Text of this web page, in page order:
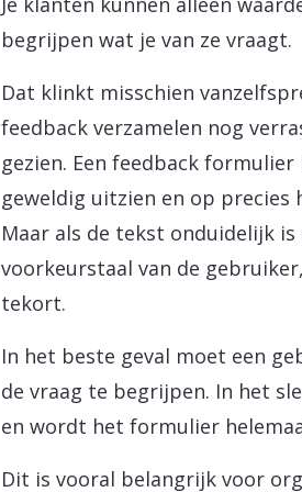
begrijpen wat je van ze vraagt.
Dat klinkt misschien
feedback verzamelen nog
gezien. Een feedback
geweldig uitzien en op
Maar als de tekst onduidelijk
voorkeurstaal van de
tekort.
In het beste geval moet een
de vraag te begrijpen. In het
en wordt het formulier
Dit is vooral belangrijk voor